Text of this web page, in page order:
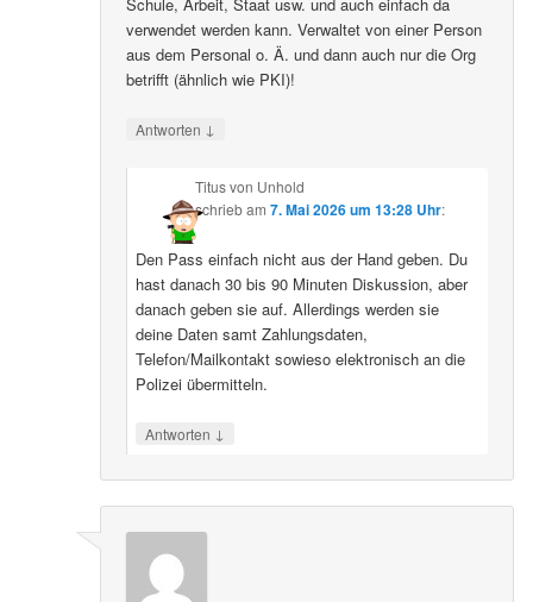
verwendet werden kann. Verwaltet von einer Person
aus dem Personal o. Ä. und dann auch nur die Org
betrifft (ähnlich wie PKI)!
Antworten ↓
Titus von Unhold
schriebam 7. Mai 2026 um 13:28 Uhr:
Den Pass einfach nicht aus der Hand geben. Du
hast danach 30 bis 90 Minuten Diskussion, aber
danach geben sie auf. Allerdings werden sie
deine Daten samt Zahlungsdaten,
Telefon/Mailkontakt sowieso elektronisch an die
Polizei übermitteln.
Antworten ↓